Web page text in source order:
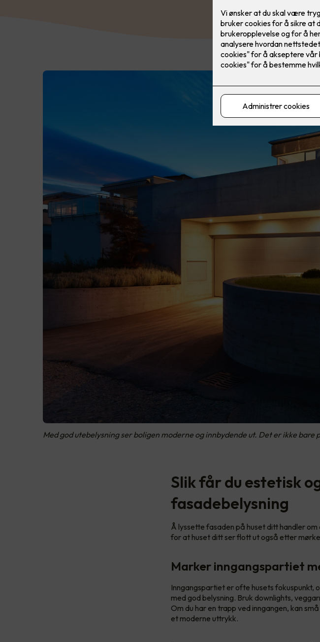
Med god utebelysning ser boligen moderne og innbydende ut. Det er ikke bare
Slik får du estetisk
fasadebelysning
Å lyssette fasaden på huset ditt handler
for at huset ditt ser flott ut også etter
Marker inngangspartiet
Inngangspartiet er ofte husets fokuspunkt,
med god belysning. Bruk downlights,
Om du har en trapp ved inngangen, kan
et moderne uttrykk.